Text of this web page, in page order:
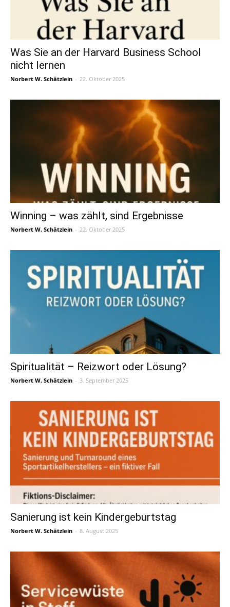
Was Sie an der Harvard Business School
nicht lernen
Norbert W. Schätzlein - 22. Oktober 2025
Winning – was zählt, sind Ergebnisse
Norbert W. Schätzlein - 22. Oktober 2025
Spiritualität – Reizwort oder Lösung?
Norbert W. Schätzlein - 3. September 2025
Sanierung ist kein Kindergeburtstag
Norbert W. Schätzlein - 8. August 2025